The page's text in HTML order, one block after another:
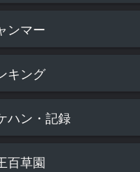
ンマー
キング
ハン・記録
百草園